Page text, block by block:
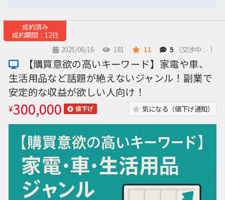
成約済み
成約期間：12日
2025/06/16
181 11 5 （交渉中 : - ）
【購買意欲の高いキーワード】家電や車、
生活用品など話題が絶えないジャンル！副業で
安定的な収益が欲しい人向け！
¥300,000 値下げ 気になる（値下げ通知）